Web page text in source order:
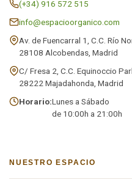
(+34) 916 572 515
info@espacioorganico.com
Av. de Fuencarral 1, C.C. Río
28108 Alcobendas, Madrid
C/ Fresa 2, C.C. Equinoccio
28222 Majadahonda, Madrid
Horario:Lunes a Sábado
de 10:00h a 21:00h
NUESTRO ESPACIO